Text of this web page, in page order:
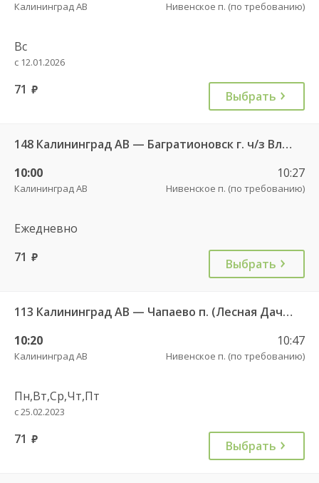
Калининград АВ Нивенское п. (по требованию)
Вс
с 12.01.2026
71 руб. Выбрать
148 Калининград АВ — Багратионовск г. ч/з Владимирово п., Славское п., Долгоруково п.
10:00
Калининград АВ
10:27
Нивенское п. (по требованию)
Ежедневно
71 руб. Выбрать
113 Калининград АВ — Чапаево п. (Лесная Дача) ч/з Багратионовск г., Долгоруково п.
10:20
Калининград АВ
10:47
Нивенское п. (по требованию)
Пн,Вт,Ср,Чт,Пт
с 25.02.2023
71 руб. Выбрать